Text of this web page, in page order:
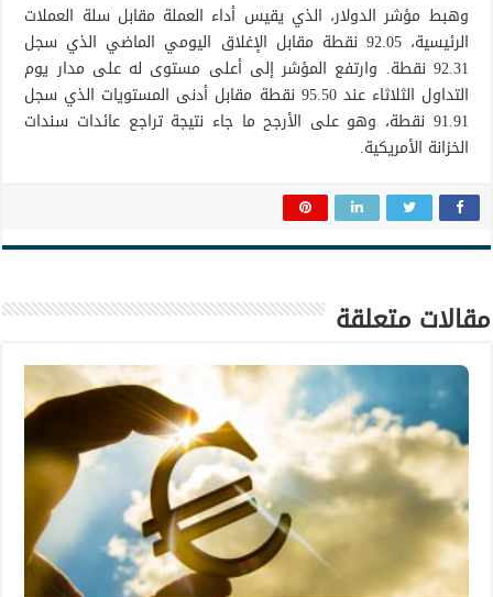
وهبط مؤشر الدولار، الذي يقيس أداء العملة مقابل سلة العملات
الرئيسية، 92.05 نقطة مقابل الإغلاق اليومي الماضي الذي سجل
92.31 نقطة. وارتفع المؤشر إلى أعلى مستوى له على مدار يوم
التداول الثلاثاء عند 95.50 نقطة مقابل أدنى المستويات الذي سجل
91.91 نقطة، وهو على الأرجح ما جاء نتيجة تراجع عائدات سندات
الخزانة الأمريكية.
مقالات متعلقة